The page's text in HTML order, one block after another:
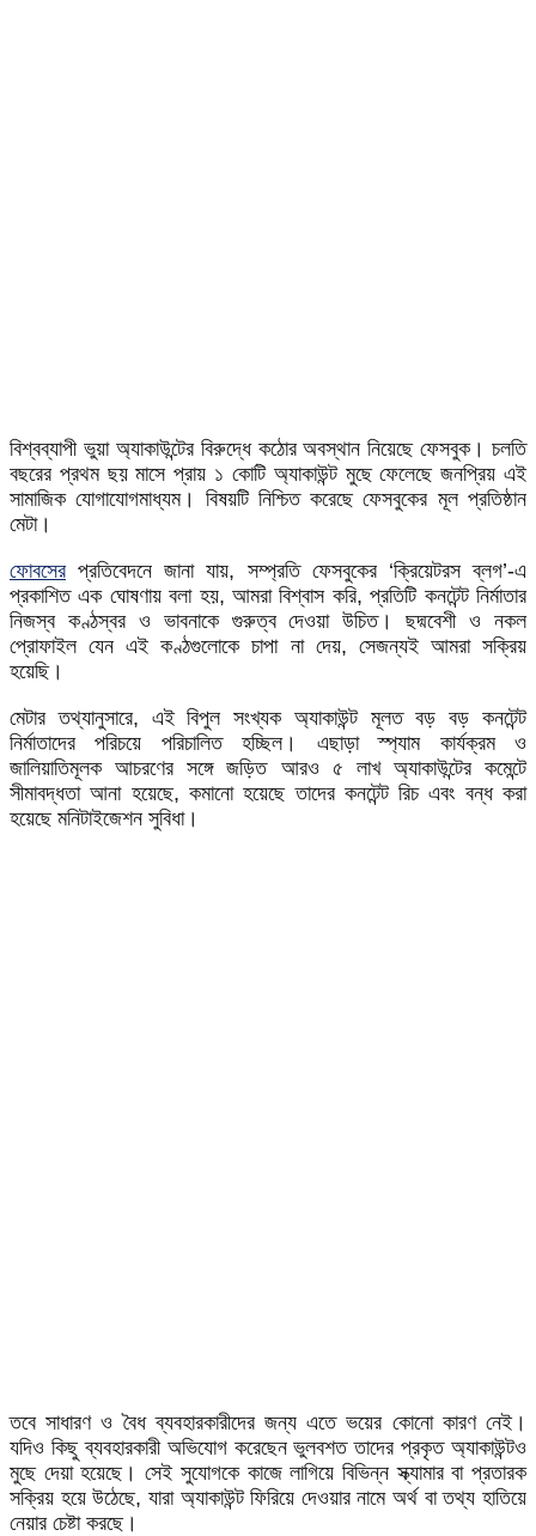
বিশ্বব্যাপী ভুয়া অ্যাকাউন্টের বিরুদ্ধে কঠোর অবস্থান নিয়েছে ফেসবুক। চলতি
বছরের প্রথম ছয় মাসে প্রায় ১ কোটি অ্যাকাউন্ট মুছে ফেলেছে জনপ্রিয় এই
সামাজিক যোগাযোগমাধ্যম। বিষয়টি নিশ্চিত করেছে ফেসবুকের মূল প্রতিষ্ঠান
মেটা।
ফোবসেরপ্রতিবেদনে জানা যায়, সম্প্রতি ফেসবুকের ‘ক্রিয়েটরস ব্লগ’-এ
প্রকাশিত এক ঘোষণায় বলা হয়, আমরা বিশ্বাস করি, প্রতিটি কনটেন্ট নির্মাতার
নিজস্ব কণ্ঠস্বর ও ভাবনাকে গুরুত্ব দেওয়া উচিত। ছদ্মবেশী ও নকল
প্রোফাইল যেন এই কণ্ঠগুলোকে চাপা না দেয়, সেজন্যই আমরা সক্রিয়
হয়েছি।
মেটার তথ্যানুসারে, এই বিপুল সংখ্যক অ্যাকাউন্ট মূলত বড় বড় কনটেন্ট
নির্মাতাদের পরিচয়ে পরিচালিত হচ্ছিল। এছাড়া স্প্যাম কার্যক্রম ও
জালিয়াতিমূলক আচরণের সঙ্গে জড়িত আরও ৫ লাখ অ্যাকাউন্টের কমেন্টে
সীমাবদ্ধতা আনা হয়েছে, কমানো হয়েছে তাদের কনটেন্ট রিচ এবং বন্ধ করা
হয়েছে মনিটাইজেশন সুবিধা।
তবে সাধারণ ও বৈধ ব্যবহারকারীদের জন্য এতে ভয়ের কোনো কারণ নেই।
যদিও কিছু ব্যবহারকারী অভিযোগ করেছেন ভুলবশত তাদের প্রকৃত অ্যাকাউন্টও
মুছে দেয়া হয়েছে। সেই সুযোগকে কাজে লাগিয়ে বিভিন্ন স্ক্যামার বা প্রতারক
সক্রিয় হয়ে উঠেছে, যারা অ্যাকাউন্ট ফিরিয়ে দেওয়ার নামে অর্থ বা তথ্য হাতিয়ে
নেয়ার চেষ্টা করছে।